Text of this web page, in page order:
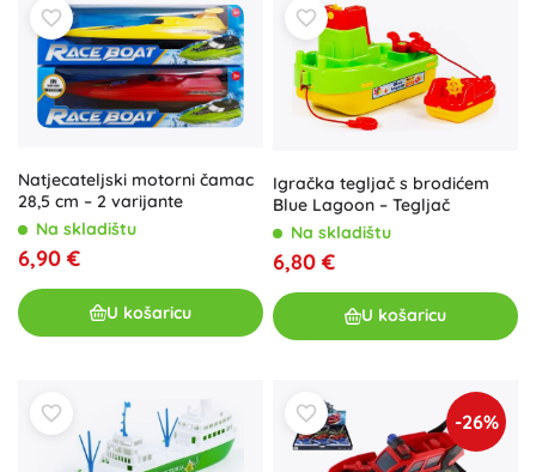
Natjecateljski motorni čamac
28,5 cm – 2 varijante
Na skladištu
6,90 €
U košaricu
Igračka tegljač s brodićem
Blue Lagoon – Tegljač
Na skladištu
6,80 €
U košaricu
-26%